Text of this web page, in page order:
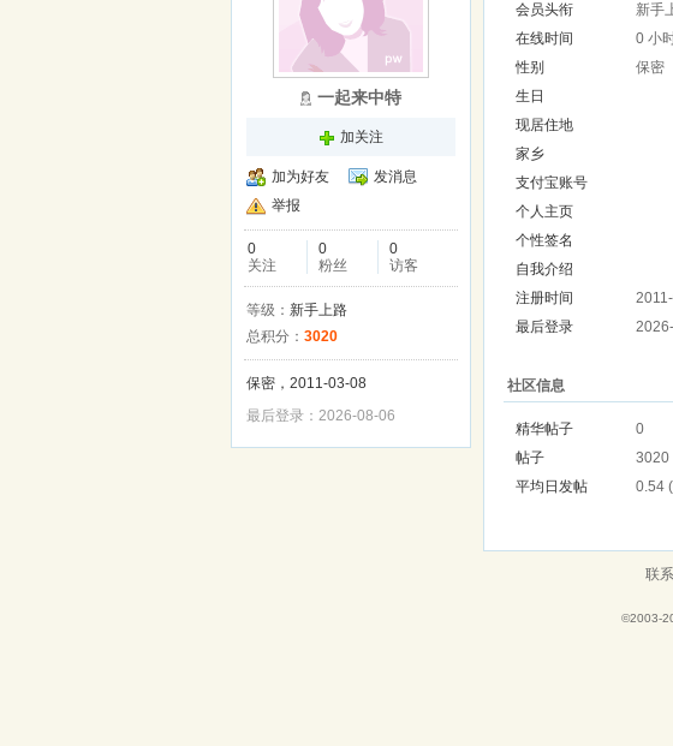
一起来中特
加关注
加为好友
发消息
举报
0
关注
0
粉丝
0
访客
等级： 新手上路
总积分： 3020
保密，2011-03-08
最后登录：2026-08-06
会员头衔
新手
在线时间
0 小
性别
保密
生日
现居住地
家乡
支付宝账号
个人主页
个性签名
自我介绍
注册时间
最后登录
社区信息
精华帖子
0
帖子
3020
平均日发帖
0.54
联
©2003-